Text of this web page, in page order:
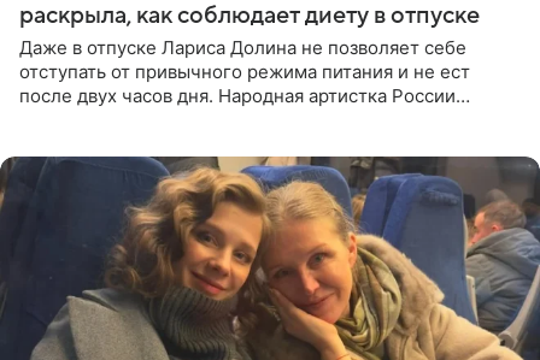
раскрыла, как соблюдает диету в отпуске
Даже в отпуске Лариса Долина не позволяет себе
отступать от привычного режима питания и не ест
после двух часов дня. Народная артистка России